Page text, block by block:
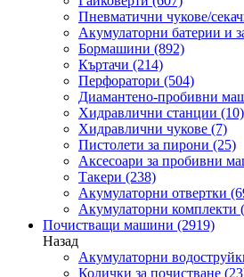
Пневматични чукове/
Акумулаторни батерии и
Бормашини (892)
Къртачи (214)
Перфоратори (504)
Диамантено-пробивни
Хидравлични станции (10)
Хидравлични чукове (7)
Пистолети за пирони (25)
Аксесоари за пробивни
Такери (238)
Акумулаторни отвертки
Акумулаторни комплекти
Почистващи машини (2919)
Назад
Акумулаторни
Колички за почистване